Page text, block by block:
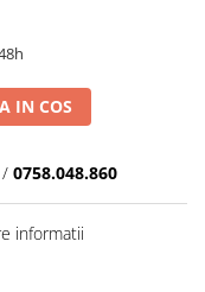
IN COS
/ 0758.048.860
informatii